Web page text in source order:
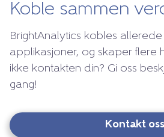
Koble sammen
BrightAnalytics kobles allerede
applikasjoner, og skaper flere
ikke kontakten din? Gi oss
gang!
Kontakt oss